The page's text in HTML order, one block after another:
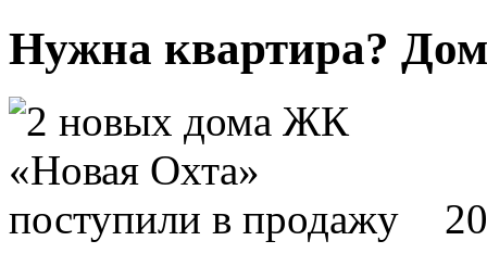
Нужна квартира?